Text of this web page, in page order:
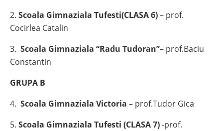
2. Scoala Gimnaziala Tufesti(CLASA 6)– prof.
Cocirlea Catalin
3. Scoala Gimnaziala “Radu Tudoran”– prof.Baciu
Constantin
GRUPA B
4. Scoala Gimnaziala Victoria – prof.Tudor Gica
5. Scoala Gimnaziala Tufesti (CLASA 7)-prof.